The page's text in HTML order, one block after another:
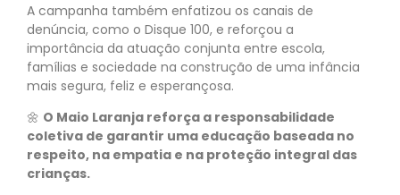
A campanha também enfatizou os canais de
denúncia, como o Disque 100, e reforçou a
importância da atuação conjunta entre escola,
famílias e sociedade na construção de uma infância
mais segura, feliz e esperançosa.
🌼 O Maio Laranja reforça a responsabilidade
coletiva de garantir uma educação baseada no
respeito, na empatia e na proteção integral das
crianças.